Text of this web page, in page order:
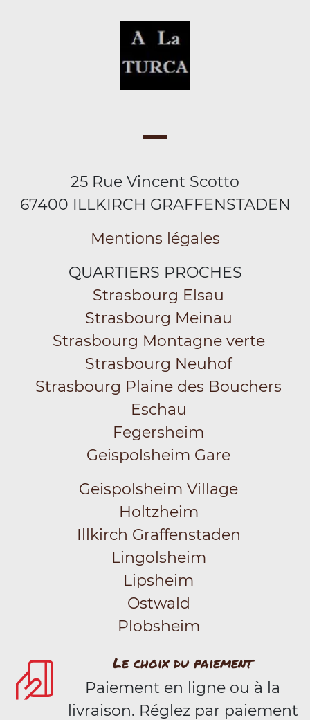
25 Rue Vincent Scotto
67400 ILLKIRCH GRAFFENSTADEN
Mentions légales
QUARTIERS PROCHES
Strasbourg Elsau
Strasbourg Meinau
Strasbourg Montagne verte
Strasbourg Neuhof
Strasbourg Plaine des Bouchers
Eschau
Fegersheim
Geispolsheim Gare
Geispolsheim Village
Holtzheim
Illkirch Graffenstaden
Lingolsheim
Lipsheim
Ostwald
Plobsheim
Le choix du paiement
Paiement en ligne ou à la
livraison. Réglez par paiement